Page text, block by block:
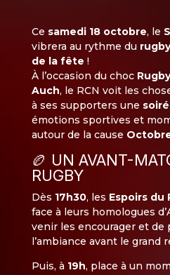
Ce samedi 18 octobre, le
vibrera au rythme du
de la fête !
À l’occasion du choc
Auch, le RCN voit les
à ses supporters une
émotions sportives et
autour de la cause
🏉 UN AVANT-
RUGBY
Dès 17h30, les Espoirs du
face à leurs homologues
venir les encourager et de
l’ambiance avant le grand
Puis, à 19h, place à un